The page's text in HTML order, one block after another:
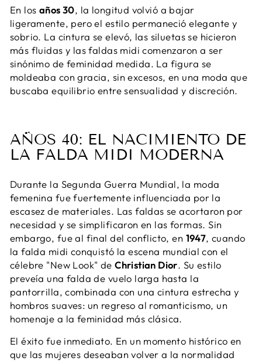
En los años 30, la longitud volvió a bajar
ligeramente, pero el estilo permaneció elegante y
sobrio. La cintura se elevó, las siluetas se hicieron
más fluidas y las faldas midi comenzaron a ser
sinónimo de feminidad medida. La figura se
moldeaba con gracia, sin excesos, en una moda que
buscaba equilibrio entre sensualidad y discreción.
AÑOS 40: EL NACIMIENTO DE
LA FALDA MIDI MODERNA
Durante la Segunda Guerra Mundial, la moda
femenina fue fuertemente influenciada por la
escasez de materiales. Las faldas se acortaron por
necesidad y se simplificaron en las formas. Sin
embargo, fue al final del conflicto, en 1947, cuando
la falda midi conquistó la escena mundial con el
célebre "New Look" deChristian Dior. Su estilo
preveía una falda de vuelo larga hasta la
pantorrilla, combinada con una cintura estrecha y
hombros suaves: un regreso al romanticismo, un
homenaje a la feminidad más clásica.
El éxito fue inmediato. En un momento histórico en
que las mujeres deseaban volver a la normalidad